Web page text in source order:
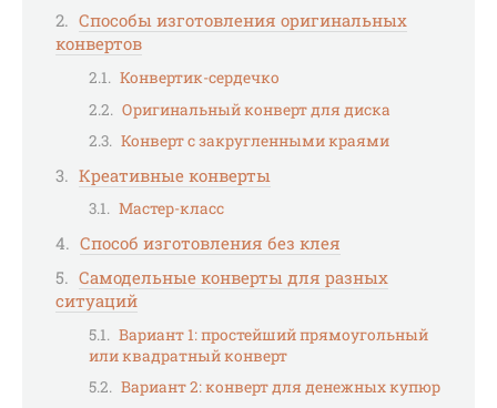
Способы изготовления оригинальных
конвертов
Конвертик-сердечко
Оригинальный конверт для диска
Конверт с закругленными краями
Креативные конверты
Мастер-класс
Способ изготовления без клея
Самодельные конверты для разных
ситуаций
Вариант 1: простейший прямоугольный
или квадратный конверт
Вариант 2: конверт для денежных купюр